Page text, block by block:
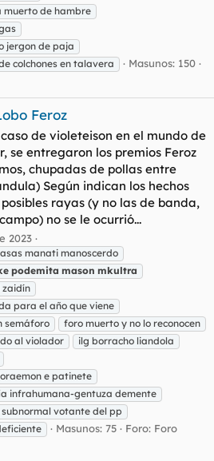
de hambre
jergon de paja
colchones en talavera
Masunos: 150
Feroz
de violeteison en el mundo de
se entregaron los premios Feroz
chupadas de pollas entre
Según indican los hechos
rayas (y no las de banda,
no se le ocurrió...
2023
manati manoscerdo
podemita mason mkultra
zaidín
para el año que viene
semáforo
foro muerto y no lo reconocen
al violador
ilg borracho liandola
e patinete
infrahumana-gentuza demente
votante del pp
Masunos: 75 Foro: Foro